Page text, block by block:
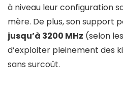
à niveau leur configuration
mère. De plus, son support
jusqu’à 3200 MHz (selon
d’exploiter pleinement des
sans surcoût.